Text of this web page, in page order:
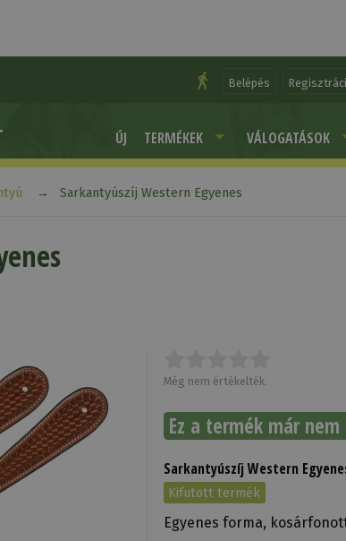
Belépés
ÚJ TERMÉKEK VÁLOGATÁSOK
Sarkantyúszíj Western Egyenes
Még nem értékelték.
Ez a termék már
Sarkantyúszíj Western
Kifutott termék
Egyenes forma,